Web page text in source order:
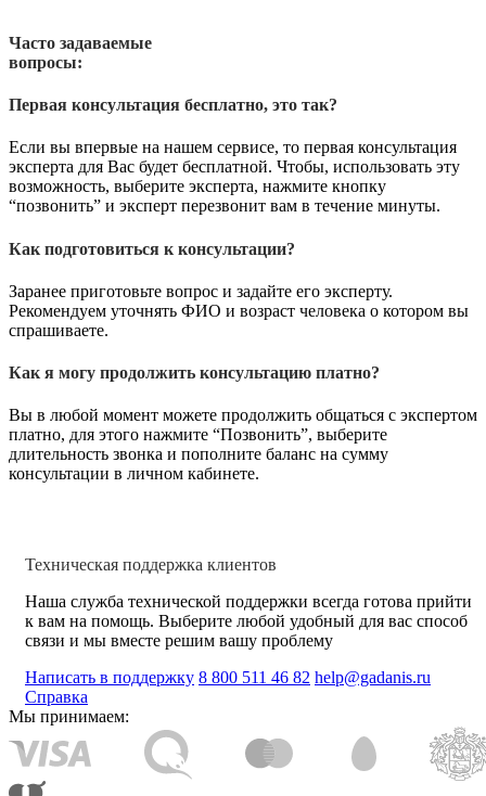
Часто задаваемые
вопросы:
Первая консультация бесплатно, это так?
Если вы впервые на нашем сервисе, то первая консультация
эксперта для Вас будет бесплатной. Чтобы, использовать эту
возможность, выберите эксперта, нажмите кнопку
“позвонить” и эксперт перезвонит вам в течение минуты.
Как подготовиться к консультации?
Заранее приготовьте вопрос и задайте его эксперту.
Рекомендуем уточнять ФИО и возраст человека о котором вы
спрашиваете.
Как я могу продолжить консультацию платно?
Вы в любой момент можете продолжить общаться с экспертом
платно, для этого нажмите “Позвонить”, выберите
длительность звонка и пополните баланс на сумму
консультации в личном кабинете.
Техническая поддержка клиентов
Наша служба технической поддержки всегда готова прийти
к вам на помощь. Выберите любой удобный для вас способ
связи и мы вместе решим вашу проблему
Написать в поддержку 8 800 511 46 82 help@gadanis.ru
Справка
Мы принимаем: